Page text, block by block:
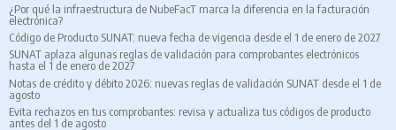
¿Por qué la infraestructura de NubeFacT marca la diferencia en la facturación
electrónica?
Código de Producto SUNAT: nueva fecha de vigencia desde el 1 de enero de 2027
SUNAT aplaza algunas reglas de validación para comprobantes electrónicos
hasta el 1 de enero de 2027
Notas de crédito y débito 2026: nuevas reglas de validación SUNAT desde el 1 de
agosto
Evita rechazos en tus comprobantes: revisa y actualiza tus códigos de producto
antes del 1 de agosto